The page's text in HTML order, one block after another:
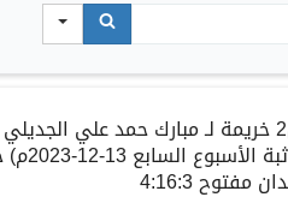
خريمة لـمبارك حمد علي الجديلي
الأسبوع السابع13-12-2023م)
مفتوح4:16:3